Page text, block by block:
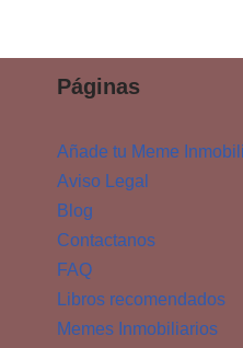
Páginas
Añade tu Meme
Aviso Legal
Blog
Contactanos
FAQ
Libros recomendados
Memes Inmobiliarios